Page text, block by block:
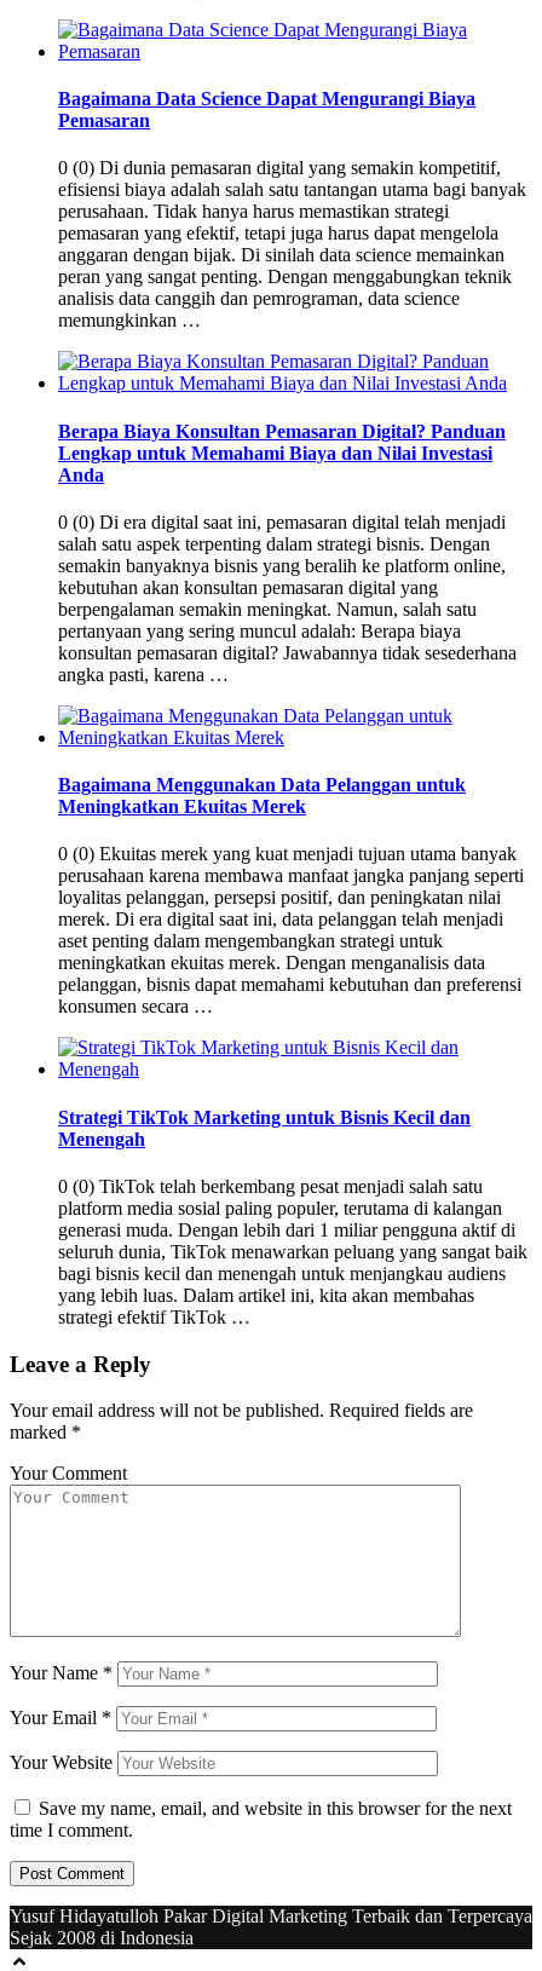
Bagaimana Data Science Dapat Mengurangi Biaya
Pemasaran
0 (0) Di dunia pemasaran digital yang semakin kompetitif,
efisiensi biaya adalah salah satu tantangan utama bagi banyak
perusahaan. Tidak hanya harus memastikan strategi
pemasaran yang efektif, tetapi juga harus dapat mengelola
anggaran dengan bijak. Di sinilah data science memainkan
peran yang sangat penting. Dengan menggabungkan teknik
analisis data canggih dan pemrograman, data science
memungkinkan …
Berapa Biaya Konsultan Pemasaran Digital? Panduan
Lengkap untuk Memahami Biaya dan Nilai Investasi
Anda
0 (0) Di era digital saat ini, pemasaran digital telah menjadi
salah satu aspek terpenting dalam strategi bisnis. Dengan
semakin banyaknya bisnis yang beralih ke platform online,
kebutuhan akan konsultan pemasaran digital yang
berpengalaman semakin meningkat. Namun, salah satu
pertanyaan yang sering muncul adalah: Berapa biaya
konsultan pemasaran digital? Jawabannya tidak sesederhana
angka pasti, karena …
Bagaimana Menggunakan Data Pelanggan untuk
Meningkatkan Ekuitas Merek
0 (0) Ekuitas merek yang kuat menjadi tujuan utama banyak
perusahaan karena membawa manfaat jangka panjang seperti
loyalitas pelanggan, persepsi positif, dan peningkatan nilai
merek. Di era digital saat ini, data pelanggan telah menjadi
aset penting dalam mengembangkan strategi untuk
meningkatkan ekuitas merek. Dengan menganalisis data
pelanggan, bisnis dapat memahami kebutuhan dan preferensi
konsumen secara …
Strategi TikTok Marketing untuk Bisnis Kecil dan
Menengah
0 (0) TikTok telah berkembang pesat menjadi salah satu
platform media sosial paling populer, terutama di kalangan
generasi muda. Dengan lebih dari 1 miliar pengguna aktif di
seluruh dunia, TikTok menawarkan peluang yang sangat baik
bagi bisnis kecil dan menengah untuk menjangkau audiens
yang lebih luas. Dalam artikel ini, kita akan membahas
strategi efektif TikTok …
Leave a Reply
Your email address will not be published. Required fields are
marked *
Your Comment
Your Name *
Your Email *
Your Website
Save my name, email, and website in this browser for the next
time I comment.
Yusuf Hidayatulloh Pakar Digital Marketing Terbaik dan Terpercaya
Sejak 2008 di Indonesia